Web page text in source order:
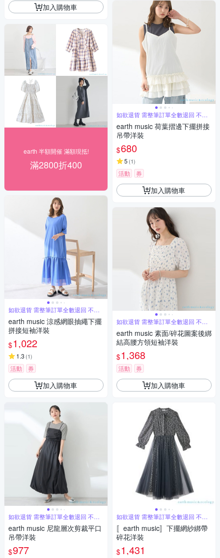
加入購物車
earth 半額開催 滿額現抵!
滿2800折400
如欲退貨 需整筆訂單全數退回 不能
單退
earth music 涼感網眼抽繩下擺
拼接短袖洋裝
$1,022
1.3 (1)
活動 券
加入購物車
如欲退貨 需整筆訂單全數退回 不能
單退
earth music 尼龍層次剪裁平口
吊帶洋裝
$977
如欲退貨 需整筆訂單全數退回 不能
單退
earth music 荷葉摺邊下擺拼接
吊帶洋裝
$680
5 (1)
活動 券
加入購物車
如欲退貨 需整筆訂單全數退回 不能
單退
earth music 素面/碎花圖案後綁
結高腰方領短袖洋裝
$1,368
活動 券
加入購物車
如欲退貨 需整筆訂單全數退回 不能
單退
〚earth music〛下擺網紗綁帶
碎花洋裝
$1,431